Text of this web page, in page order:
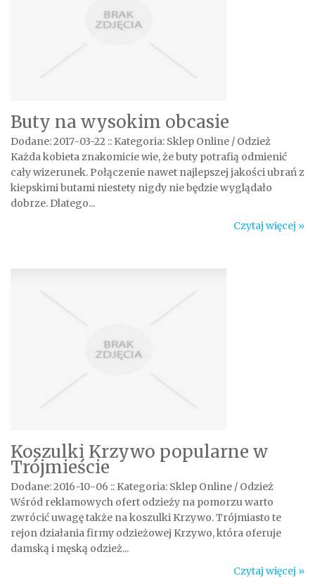
Buty na wysokim obcasie
Dodane: 2017-03-22 :: Kategoria: Sklep Online / Odzież
Każda kobieta znakomicie wie, że buty potrafią odmienić
cały wizerunek. Połączenie nawet najlepszej jakości ubrań z
kiepskimi butami niestety nigdy nie będzie wyglądało
dobrze. Dlatego...
Czytaj więcej »
Koszulki Krzywo popularne w
Trójmieście
Dodane: 2016-10-06 :: Kategoria: Sklep Online / Odzież
Wśród reklamowych ofert odzieży na pomorzu warto
zwrócić uwagę także na koszulki Krzywo. Trójmiasto te
rejon działania firmy odzieżowej Krzywo, która oferuje
damską i męską odzież...
Czytaj więcej »